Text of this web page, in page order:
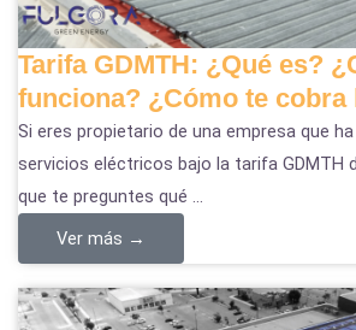
Tarifa GDMTH: ¿Qué es?
funciona? ¿Cómo te cobra
Si eres propietario de una empresa que
servicios eléctricos bajo la tarifa GDMTH
que te preguntes qué ...
Ver más →